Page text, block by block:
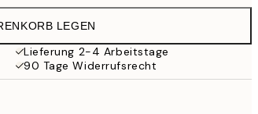
19,95 €
32,45 €
LEGEN
Lieferung 2-4 Arbeitstage
90 Tage Widerrufsrecht